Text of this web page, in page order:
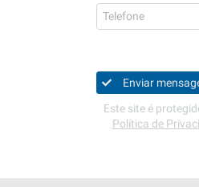
Enviar
Este site é
Política de